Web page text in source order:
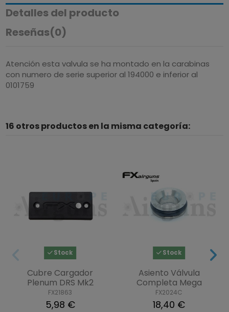
Detalles del producto
Reseñas(0)
Atención esta valvula se ha montado en la carabinas
con numero de serie superior al 194000 e inferior al
0101759
16 otros productos en la misma categoría:
Stock
Cubre Cargador
Plenum DRS Mk2
FX21863
5,98 €
Stock
Asiento Válvula
Completa Mega
FX2024C
18,40 €